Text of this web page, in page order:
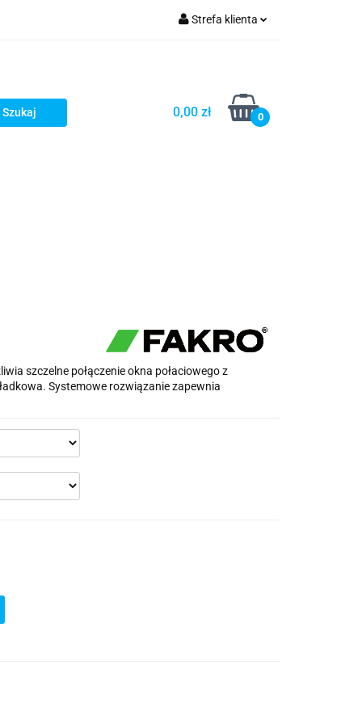
Strefa klienta
Dodaj zgłoszenie
0,00 zł 0
szczelne połączenie okna połaciowego z
Systemowe rozwiązanie zapewnia